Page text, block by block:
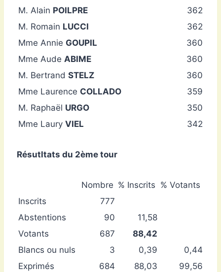
M. Alain POILPRE
362
M. Romain LUCCI
362
Mme Annie GOUPIL
360
Mme Aude ABIME
360
M. Bertrand STELZ
360
Mme Laurence COLLADO
359
M. Raphaël URGO
350
Mme Laury VIEL 342
Résutltats du 2ème tour
Nombre % Inscrits % Votants
Inscrits
777
Abstentions
90
11,58
Votants
687
88,42
Blancs ou nuls
3 0,39
0,44
Exprimés
684 88,03
99,56